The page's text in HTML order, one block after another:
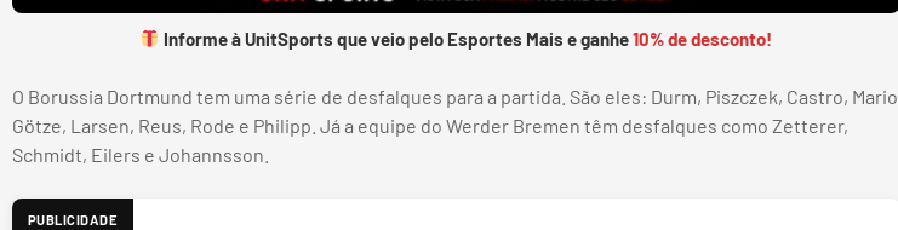
Informe à UnitSports que veio pelo Esportes Mais e ganhe10% de desconto!
O Borussia Dortmund tem uma série de desfalques para a partida. São eles: Durm, Piszczek, Castro, Mario
Götze, Larsen, Reus, Rode e Philipp. Já a equipe do Werder Bremen têm desfalques como Zetterer,
Schmidt, Eilers e Johannsson.
PUBLICIDADE